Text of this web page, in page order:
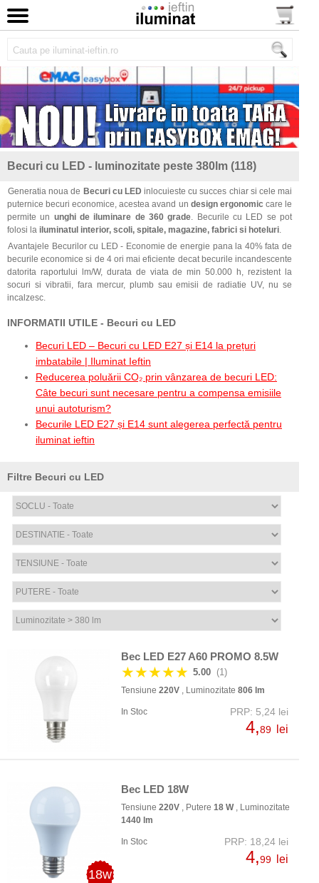
Becuri cu LED - luminozitate peste 380lm (118)
Generatia noua de Becuri cu LED inlocuieste cu succes chiar si cele mai
puternice becuri economice, acestea avand un design ergonomic care le
permite un unghi de iluminare de 360 grade. Becurile cu LED se pot
folosi la iluminatul interior, scoli, spitale, magazine, fabrici si hoteluri.
Avantajele Becurilor cu LED - Economie de energie pana la 40% fata de
becurile economice si de 4 ori mai eficiente decat becurile incandescente
datorita raportului lm/W, durata de viata de min 50.000 h, rezistent la
socuri si vibratii, fara mercur, plumb sau emisii de radiatie UV, nu se
incalzesc.
INFORMATII UTILE - Becuri cu LED
Becuri LED – Becuri cu LED E27 și E14 la prețuri
imbatabile | Iluminat Ieftin
Reducerea poluării CO₂ prin vânzarea de becuri LED:
Câte becuri sunt necesare pentru a compensa emisiile
unui autoturism?
Becurile LED E27 și E14 sunt alegerea perfectă pentru
iluminat ieftin
Filtre Becuri cu LED
Bec LED E27 A60 PROMO 8.5W
★★★★★ 5.00 (1)
Tensiune 220V , Luminozitate 806 lm
In Stoc PRP: 5,24 lei
4,89 lei
18w
Bec LED 18W
Tensiune 220V , Putere 18 W, Luminozitate
1440 lm
In Stoc PRP: 18,24 lei
4,99 lei